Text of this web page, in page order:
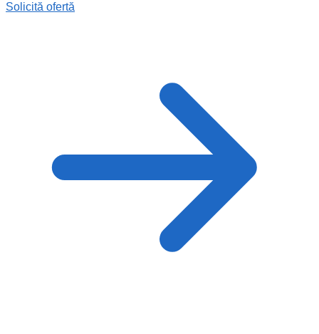
Solicită ofertă